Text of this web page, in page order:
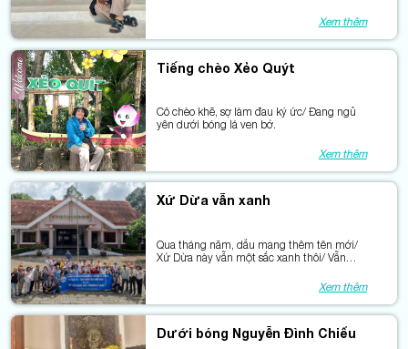
Xem thêm
Tiếng chèo Xẻo Quýt
Cô chèo khẽ, sợ làm đau ký ức/ Đang ngủ
yên dưới bóng lá ven bờ.
Xem thêm
Xứ Dừa vẫn xanh
Qua tháng năm, dẫu mang thêm tên mới/
Xứ Dừa này vẫn một sắc xanh thôi/ Vẫn
Xem thêm
Dưới bóng Nguyễn Đình Chiểu